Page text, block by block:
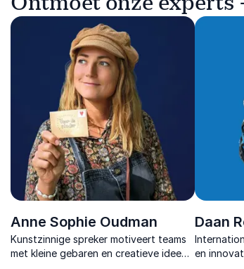
Anne Sophie Oudman
Kunstzinnige spreker motiveert teams
met kleine gebaren en creatieve ideeën
Daan
en